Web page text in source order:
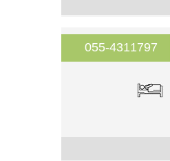
055-4311797